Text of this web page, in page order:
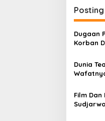
Dugaan
Korban
Dunia
Film